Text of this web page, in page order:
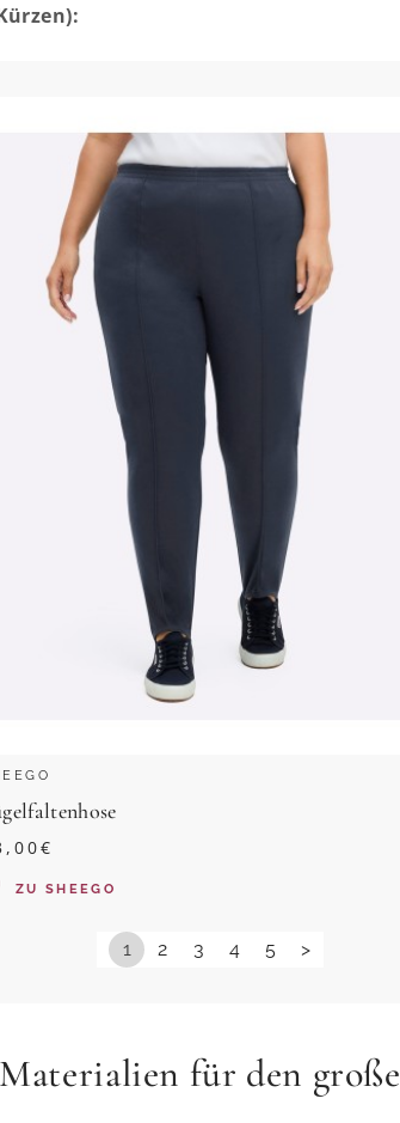
€
ZU SHEEGO
1 2 3 4 5 >
für den